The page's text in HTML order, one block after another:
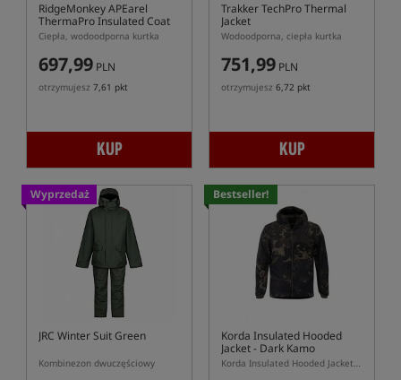
RidgeMonkey APEarel
ThermaPro Insulated Coat
Ciepła, wodoodporna kurtka
697,99 PLN
otrzymujesz 7,61 pkt
KUP
Trakker TechPro Thermal
Jacket
Wodoodporna, ciepła kurtka
751,99 PLN
otrzymujesz 6,72 pkt
KUP
Wyprzedaż
JRC Winter Suit Green
Kombinezon dwuczęściowy
Bestseller!
Korda Insulated Hooded
Jacket - Dark Kamo
Korda Insulated Hooded Jacket Dark Kamo – ocieplana kurtka karpiowa z kapturem